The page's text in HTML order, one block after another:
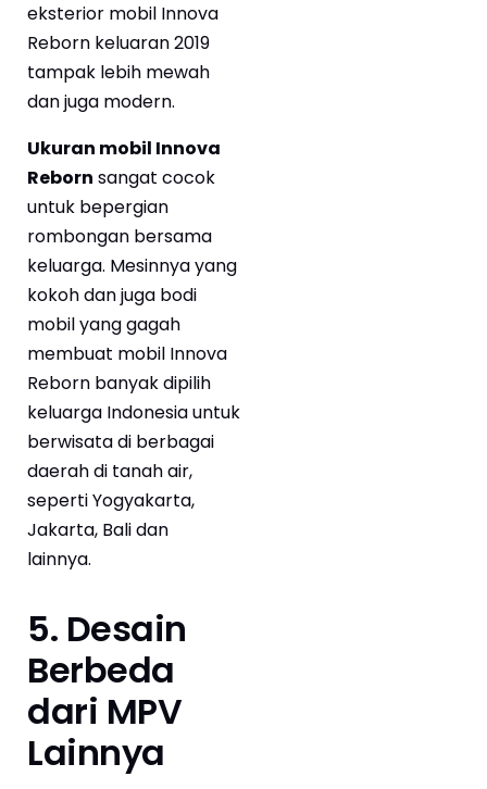
eksterior mobil Innova
Reborn keluaran 2019
tampak lebih mewah
dan juga modern.
Ukuran mobil Innova
Reborn sangat cocok
untuk bepergian
rombongan bersama
keluarga. Mesinnya yang
kokoh dan juga bodi
mobil yang gagah
membuat mobil Innova
Reborn banyak dipilih
keluarga Indonesia untuk
berwisata di berbagai
daerah di tanah air,
seperti Yogyakarta,
Jakarta, Bali dan
lainnya.
5. Desain
Berbeda
dari MPV
Lainnya